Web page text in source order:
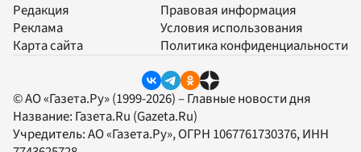
Редакция
Реклама
Карта сайта
Правовая информация
Условия использования
Политика конфиденциальности
© АО «Газета.Ру» (1999-2026) – Главные новости дня
Название: Газета.Ru (Gazeta.Ru)
Учредитель:АО «Газета.Ру», ОГРН 1067761730376, ИНН